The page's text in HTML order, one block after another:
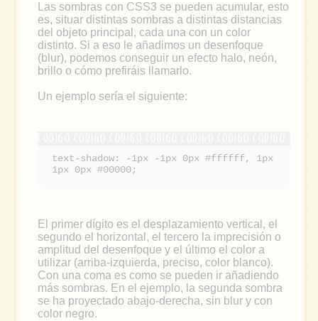
Las sombras con CSS3 se pueden acumular, esto
es, situar distintas sombras a distintas distancias
del objeto principal, cada una con un color
distinto. Si a eso le añadimos un desenfoque
(blur), podemos conseguir un efecto halo, neón,
brillo o cómo prefiráis llamarlo.
Un ejemplo sería el siguiente:
text-shadow: -1px -1px 0px #ffffff, 1px
1px 0px #00000;
El primer dígito es el desplazamiento vertical, el
segundo el horizontal, el tercero la imprecisión o
amplitud del desenfoque y el último el color a
utilizar (arriba-izquierda, preciso, color blanco).
Con una coma es como se pueden ir añadiendo
más sombras. En el ejemplo, la segunda sombra
se ha proyectado abajo-derecha, sin blur y con
color negro.